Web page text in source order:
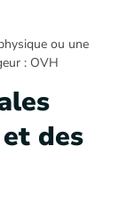
ou une
: OVH
des